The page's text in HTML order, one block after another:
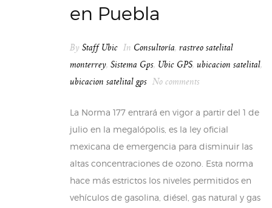
en Puebla
By Staff Ubic In Consultoría, rastreo satelital
monterrey, Sistema Gps, Ubic GPS, ubicacion satelital,
ubicacion satelital gps No comments
La Norma 177 entrará en vigor a partir del 1 de
julio en la megalópolis, es la ley oficial
mexicana de emergencia para disminuir las
altas concentraciones de ozono. Esta norma
hace más estrictos los niveles permitidos en
vehículos de gasolina, diésel, gas natural y gas